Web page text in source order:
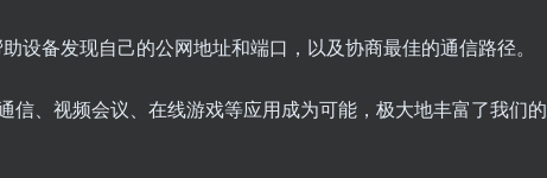
设备发现自己的公网地址和端口，以及协商最佳的通信路径。
信、视频会议、在线游戏等应用成为可能，极大地丰富了我们的